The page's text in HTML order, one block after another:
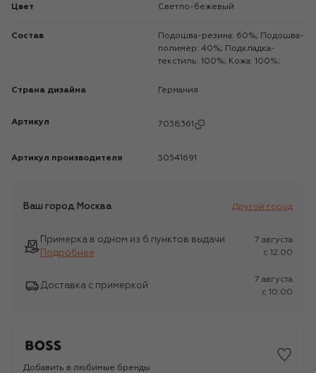
Цвет Светло-бежевый
Состав
Подошва-резина: 60%; Подошва-
полимер: 40%; Подкладка-
текстиль: 100%; Кожа: 100%;
Страна дизайна Германия
Артикул 7038361
Артикул производителя 50541691
Ваш город Москва Другой город
Примерка в одном из 6 пунктов выдачи
Подробнее
7 августа
c 12:00
Доставка с примеркой
7 августа
c 10:00
Добавить в любимые бренды